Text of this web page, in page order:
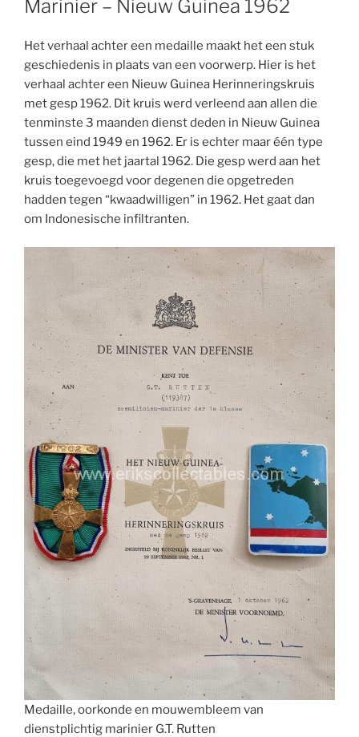
Marinier – Nieuw Guinea 1962
Het verhaal achter een medaille maakt het een stuk
geschiedenis in plaats van een voorwerp. Hier is het
verhaal achter een Nieuw Guinea Herinneringskruis
met gesp 1962. Dit kruis werd verleend aan allen die
tenminste 3 maanden dienst deden in Nieuw Guinea
tussen eind 1949 en 1962. Er is echter maar één type
gesp, die met het jaartal 1962. Die gesp werd aan het
kruis toegevoegd voor degenen die opgetreden
hadden tegen “kwaadwilligen” in 1962. Het gaat dan
om Indonesische infiltranten.
Medaille, oorkonde en mouwembleem van
dienstplichtig marinier G.T. Rutten